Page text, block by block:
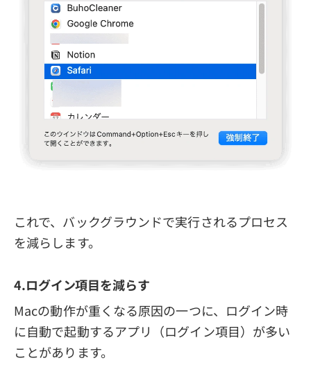
これで、バックグラウンドで実行されるプロセス
を減らします。
4.ログイン項目を減らす
Macの動作が重くなる原因の一つに、ログイン時
に自動で起動するアプリ（ログイン項目）が多い
ことがあります。